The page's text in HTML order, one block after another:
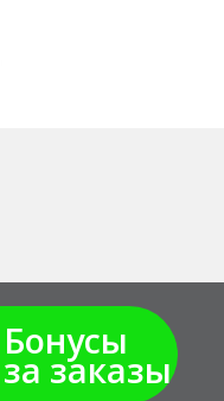
Бонусы
за заказы